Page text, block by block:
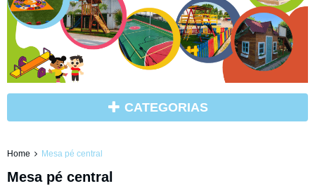
CATEGORIAS
Home Mesa pé central
Mesa pé central